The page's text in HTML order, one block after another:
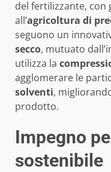
del fertilizzante, con
all’agricoltura di
seguono un
secco, mutuato
utilizza la
agglomerare le
solventi,
prodotto.
Impegno
sostenibile